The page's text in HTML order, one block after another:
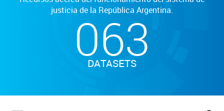
justicia de la República Argentina.
063
DATASETS